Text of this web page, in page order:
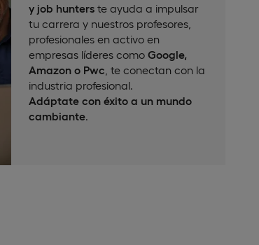
y job hunters te ayuda a impulsar
tu carrera y nuestros profesores,
profesionales en activo en
empresas líderes como Google,
Amazon o Pwc , te conectan con la
industria profesional.
Adáptate con éxito a un mundo
cambiante